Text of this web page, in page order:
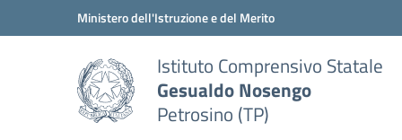
Vai ai contenuti
Vai al menu di navigazioneMinistero dell'Istruzione e del Merito
Istituto Comprensivo Statale
Gesualdo Nosengo
Petrosino (TP)